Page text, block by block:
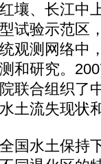
壤、长江中
试验示范区
观测网络中
和研究。
联合组织了
土流失现状
水土保持下